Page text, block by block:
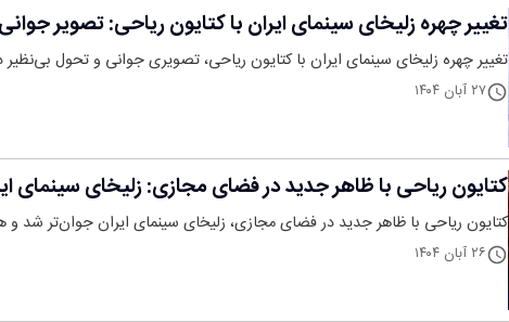
تغییر چهره زلیخای سینمای ایران با کتایون ریاحی: تصویر
تغییر چهره زلیخای سینمای ایران با کتایون ریاحی، تصویری جوانی و تحول بی‌نظیر
۲۷ آبان ۱۴۰۴
کتایون ریاحی با ظاهر جدید در فضای مجازی: زلیخای سینمای
کتایون ریاحی با ظاهر جدید در فضای مجازی، زلیخای سینمای ایران جوان‌تر شد
۲۶ آبان ۱۴۰۴